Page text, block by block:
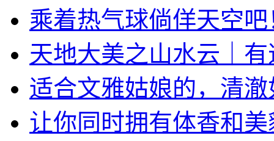
乘着热气球倘佯天空吧
天地大美之山水云｜有
适合文雅姑娘的，清澈
让你同时拥有体香和美